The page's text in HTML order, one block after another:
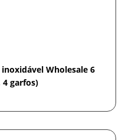
Wholesale 6
4 garfos)